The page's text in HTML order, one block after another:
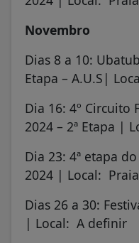
Novembro
Dias 8 a 10:
Etapa – A.U.S|
Dia 16: 4º Circuito
2024 – 2ª Etapa |
Dia 23: 4ª etapa
2024 | Local:
Dias 26 a 30:
| Local: A definir